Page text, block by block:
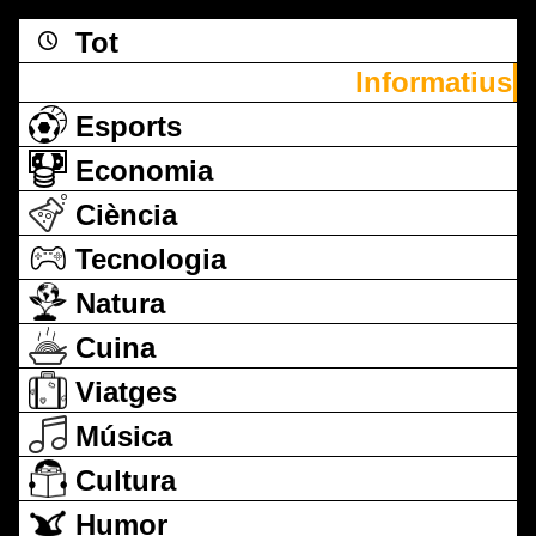
Tot
Informatius
Esports
Economia
Ciència
Tecnologia
Natura
Cuina
Viatges
Música
Cultura
Humor